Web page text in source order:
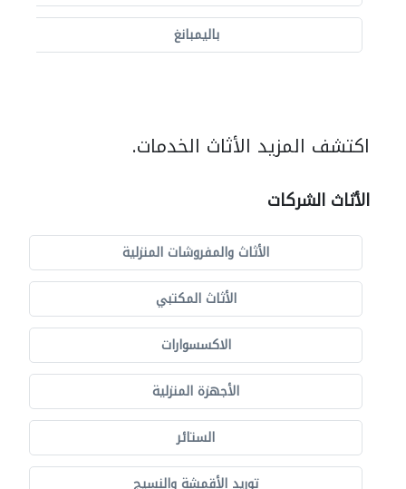
باليمبانغ
اكتشف المزيد الأثاث الخدمات.
الأثاث الشركات
الأثاث والمفروشات المنزلية
الأثاث المكتبي
الاكسسوارات
الأجهزة المنزلية
الستائر
توريد الأقمشة والنسيج